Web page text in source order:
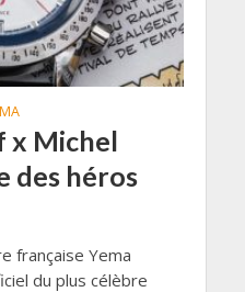
x Michel
des héros
française Yema
du plus célèbre